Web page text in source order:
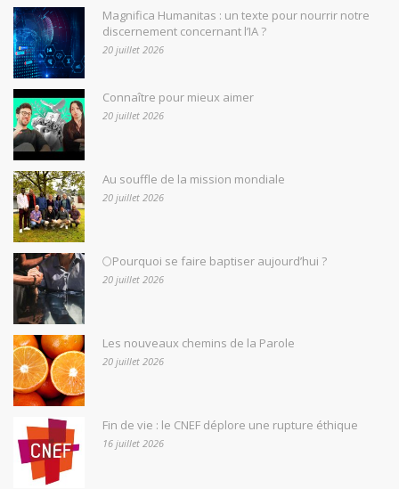
Magnifica Humanitas : un texte pour nourrir notre
discernement concernant l’IA ?
20 juillet 2026
Connaître pour mieux aimer
20 juillet 2026
Au souffle de la mission mondiale
20 juillet 2026
🌕Pourquoi se faire baptiser aujourd’hui ?
20 juillet 2026
Les nouveaux chemins de la Parole
20 juillet 2026
Fin de vie : le CNEF déplore une rupture éthique
16 juillet 2026